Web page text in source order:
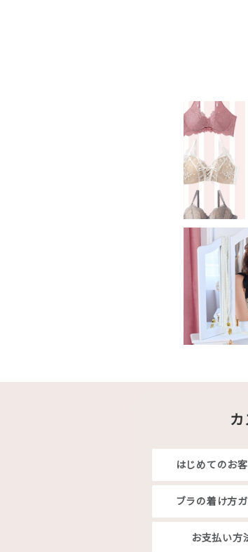
はじめてのお
ブラの着け方
お支払い方